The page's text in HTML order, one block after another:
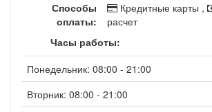
Способы
оплаты:
Кредитные карты ,
расчет
Часы работы:
Понедельник: 08:00 - 21:00
Вторник: 08:00 - 21:00